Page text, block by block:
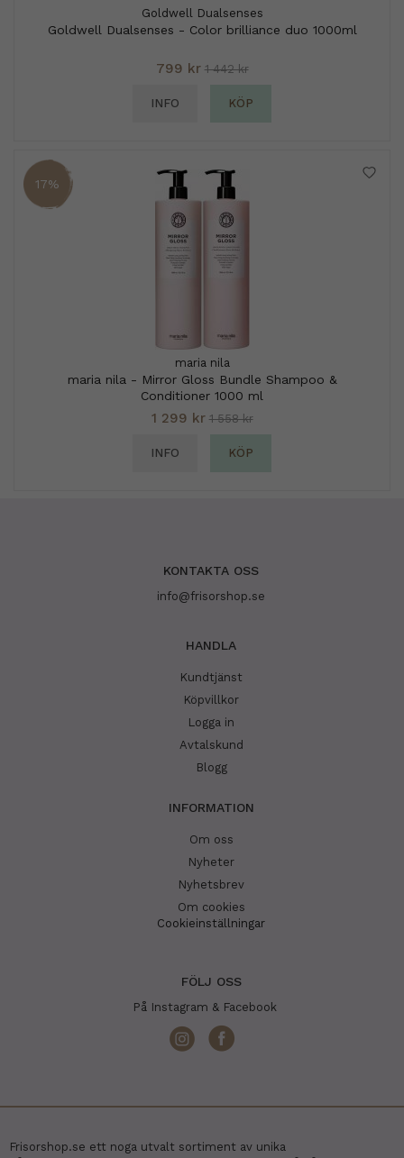
Goldwell Dualsenses
Goldwell Dualsenses - Color brilliance duo 1000ml
799 kr 1 442 kr
INFO KÖP
17%
maria nila
maria nila - Mirror Gloss Bundle Shampoo &
Conditioner 1000 ml
1 299 kr 1 558 kr
INFO KÖP
KONTAKTA OSS
info@frisorshop.se
HANDLA
Kundtjänst
Köpvillkor
Logga in
Avtalskund
Blogg
INFORMATION
Om oss
Nyheter
Nyhetsbrev
Om cookies
Cookieinställningar
FÖLJ OSS
På Instagram & Facebook
Frisorshop.se ett noga utvalt sortiment av unika